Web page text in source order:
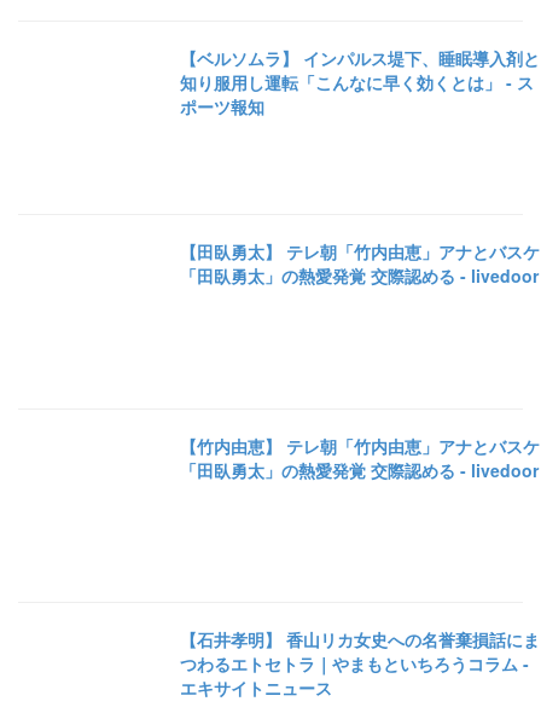
【ベルソムラ】 インパルス堤下、睡眠導入剤と
知り服用し運転「こんなに早く効くとは」 - ス
ポーツ報知
【田臥勇太】 テレ朝「竹内由恵」アナとバスケ
「田臥勇太」の熱愛発覚 交際認める - livedoor
【竹内由恵】 テレ朝「竹内由恵」アナとバスケ
「田臥勇太」の熱愛発覚 交際認める - livedoor
【石井孝明】 香山リカ女史への名誉棄損話にま
つわるエトセトラ｜やまもといちろうコラム -
エキサイトニュース